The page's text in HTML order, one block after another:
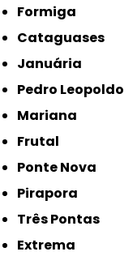
Formiga
Cataguases
Januária
Pedro Leopoldo
Mariana
Frutal
Ponte Nova
Pirapora
Três Pontas
Extrema